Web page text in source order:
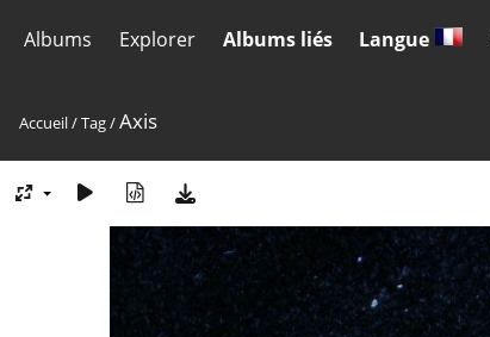
Albums Explorer Albums liés Langue
Accueil/Tag/Axis